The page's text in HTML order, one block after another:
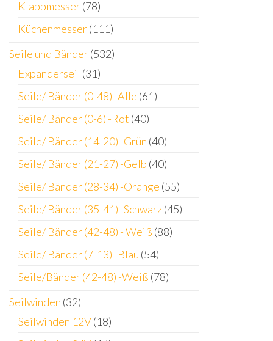
Klappmesser(78)
Küchenmesser(111)
Seile und Bänder(532)
Expanderseil (31)
Seile/ Bänder (0-48) -Alle (61)
Seile/ Bänder (0-6) -Rot (40)
Seile/ Bänder (14-20) -Grün (40)
Seile/ Bänder (21-27) -Gelb (40)
Seile/ Bänder (28-34) -Orange (55)
Seile/ Bänder (35-41) -Schwarz(45)
Seile/ Bänder (42-48) - Weiß (88)
Seile/ Bänder (7-13) -Blau (54)
Seile/Bänder (42-48) -Weiß (78)
Seilwinden (32)
Seilwinden 12V(18)